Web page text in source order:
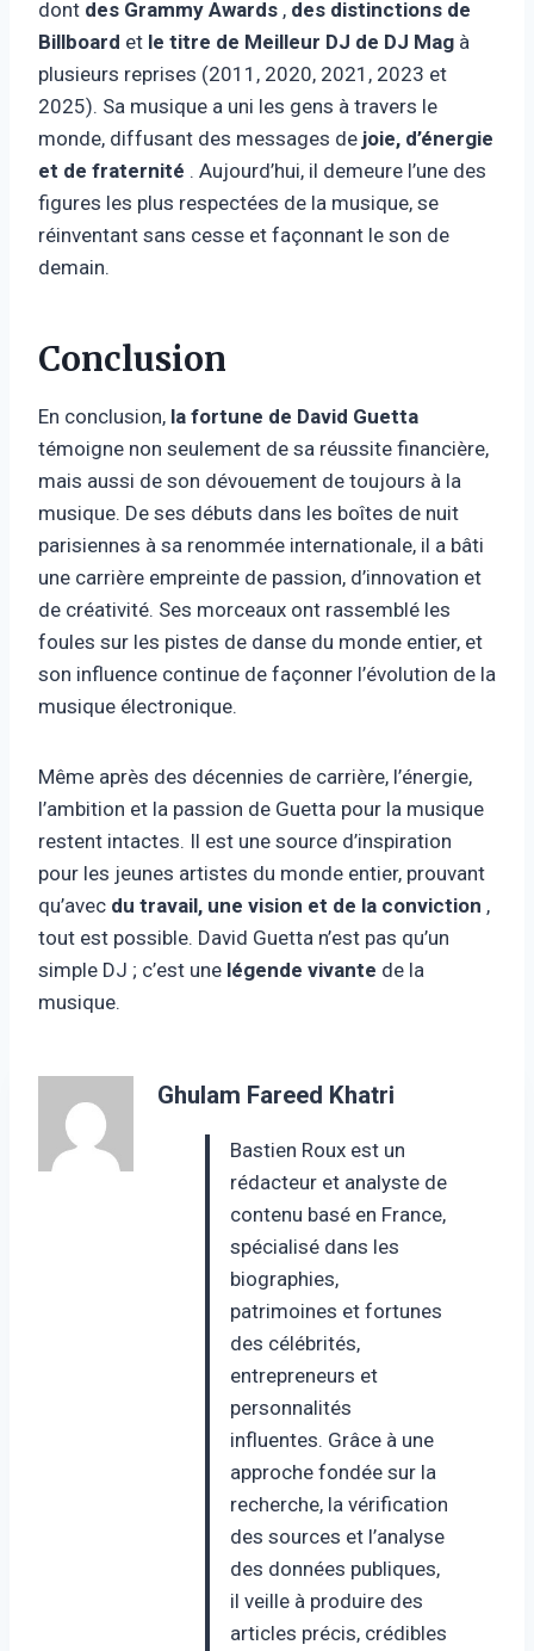
dont des Grammy Awards , des distinctions de
Billboard et le titre de Meilleur DJ de DJ Mag à
plusieurs reprises (2011, 2020, 2021, 2023 et
2025). Sa musique a uni les gens à travers le
monde, diffusant des messages de joie, d’énergie
et de fraternité . Aujourd’hui, il demeure l’une des
figures les plus respectées de la musique, se
réinventant sans cesse et façonnant le son de
demain.
Conclusion
En conclusion, la fortune de David Guetta
témoigne non seulement de sa réussite financière,
mais aussi de son dévouement de toujours à la
musique. De ses débuts dans les boîtes de nuit
parisiennes à sa renommée internationale, il a bâti
une carrière empreinte de passion, d’innovation et
de créativité. Ses morceaux ont rassemblé les
foules sur les pistes de danse du monde entier, et
son influence continue de façonner l’évolution de la
musique électronique.
Même après des décennies de carrière, l’énergie,
l’ambition et la passion de Guetta pour la musique
restent intactes. Il est une source d’inspiration
pour les jeunes artistes du monde entier, prouvant
qu’avec du travail, une vision et de la conviction ,
tout est possible. David Guetta n’est pas qu’un
simple DJ ; c’est une légende vivante de la
musique.
Ghulam Fareed Khatri
Bastien Roux est un
rédacteur et analyste de
contenu basé en France,
spécialisé dans les
biographies,
patrimoines et fortunes
des célébrités,
entrepreneurs et
personnalités
influentes. Grâce à une
approche fondée sur la
recherche, la vérification
des sources et l’analyse
des données publiques,
il veille à produire des
articles précis, crédibles